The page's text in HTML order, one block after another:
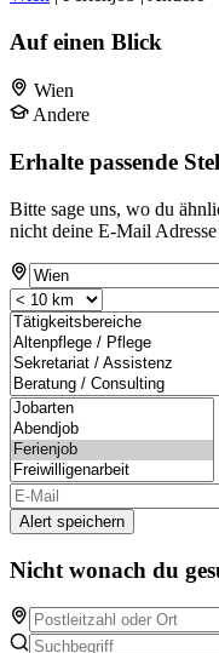
Auf einen Blick
Wien
Andere
Erhalte passende
Bitte sage uns, wo du
nicht deine E-Mail
Alert speichern
Nicht wonach du